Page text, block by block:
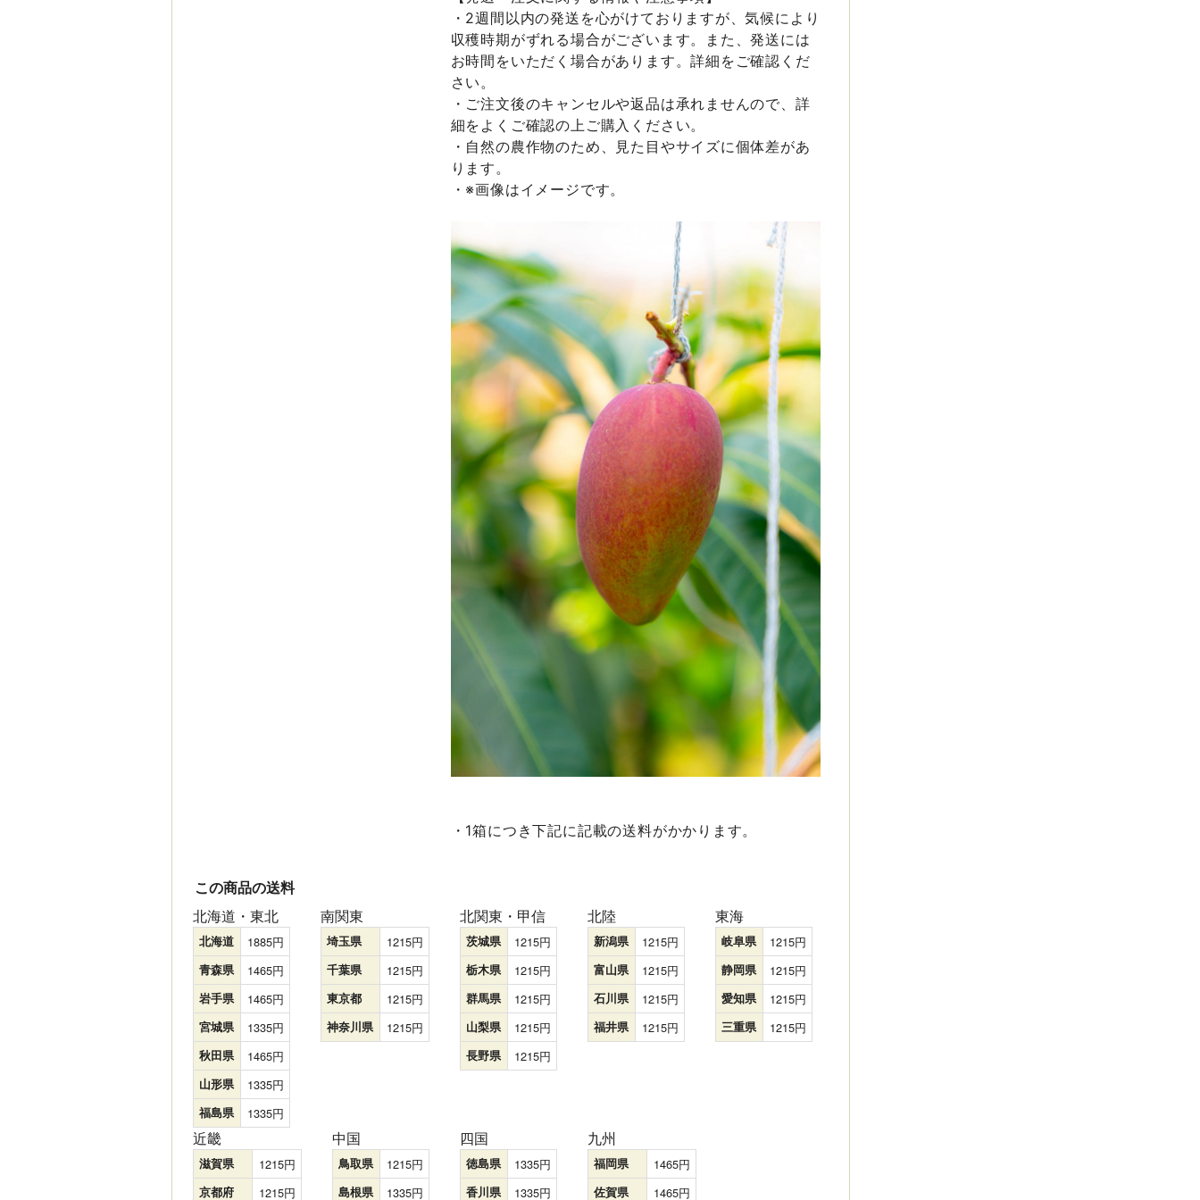
・2週間以内の発送を心がけておりますが、気候により
収穫時期がずれる場合がございます。また、発送には
お時間をいただく場合があります。詳細をご確認くだ
さい。
・ご注文後のキャンセルや返品は承れませんので、詳
細をよくご確認の上ご購入ください。
・自然の農作物のため、見た目やサイズに個体差があ
ります。
・※画像はイメージです。
・1箱につき下記に記載の送料がかかります。
この商品の送料
北海道・東北
北海道 1885
青森県 1465
岩手県 1465
宮城県 1335
秋田県 1465
山形県 1335
福島県 1335
南関東
埼玉県 1215
千葉県 1215
東京都 1215
神奈川県 1215
北関東・甲信
茨城県 1215
栃木県 1215
群馬県 1215
山梨県 1215
長野県 1215
北陸
新潟県 1215
富山県 1215
石川県 1215
福井県 1215
東海
岐阜県 1215
静岡県 1215
愛知県 1215
三重県 1215
近畿
滋賀県 1215
京都府 1215
中国
鳥取県 1215
島根県 1335
四国
徳島県 1335
香川県 1335
九州
福岡県 1465
佐賀県 1465